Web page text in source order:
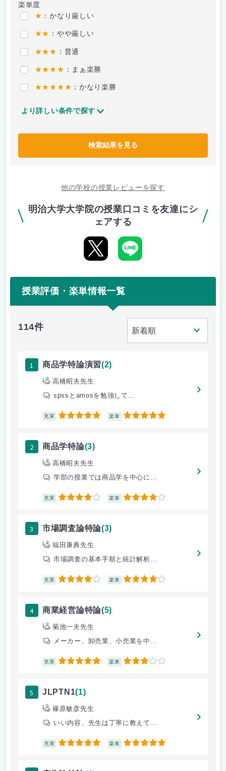
楽単度
★ ：かなり厳しい
★★ ：やや厳しい
★★★ ：普通
★★★★ ：まぁ楽勝
★★★★★ ：かなり楽勝
より詳しい条件で探す
検索結果を見る
他の学校の授業レビューを探す
明治大学大学院の授業口コミを友達にシ
ェアする
授業評価・楽単情報一覧
114件
1 商品学特論演習(2)
高橋昭夫先生
spssとamosを勉強して...
充実 5 楽単 5
2 商品学特論(3)
高橋昭夫先生
学部の授業では商品学を中心に...
充実 4 楽単 4
3 市場調査論特論(3)
福田康典先生
市場調査の基本手順と統計解析...
充実 4 楽単 4
4 商業経営論特論(5)
菊池一夫先生
メーカー、卸売業、小売業を中...
充実 5 楽単 3
5 JLPTN1(1)
篠原敏彦先生
いい内容、先生は丁寧に教えて...
充実 5 楽単 5